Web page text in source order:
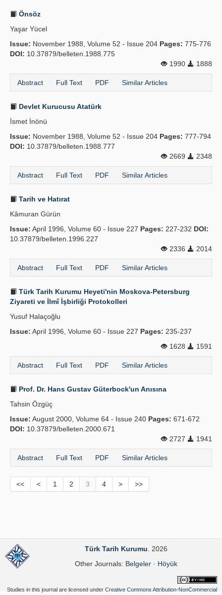
Önsöz
Yaşar Yücel
Issue: November 1988, Volume 52 - Issue 204 Pages: 775-776
DOI: 10.37879/belleten.1988.775
1990
1888
Abstract Full Text PDF Similar Articles
Devlet Kurucusu Atatürk
İsmet İnönü
Issue: November 1988, Volume 52 - Issue 204 Pages: 777-794
DOI: 10.37879/belleten.1988.777
2669
2348
Abstract Full Text PDF Similar Articles
Tarih ve Hatırat
Kâmuran Gürün
Issue: April 1996, Volume 60 - Issue 227 Pages: 227-232 DOI:
10.37879/belleten.1996.227
2336
2014
Abstract Full Text PDF Similar Articles
Türk Tarih Kurumu Heyeti'nin Moskova-Petersburg
Ziyareti ve İlmî İşbirliği Protokolleri
Yusuf Halaçoğlu
Issue: April 1996, Volume 60 - Issue 227 Pages: 235-237
1628
1591
Abstract Full Text PDF Similar Articles
Prof. Dr. Hans Gustav Güterbock'un Anısına
Tahsin Özgüç
Issue: August 2000, Volume 64 - Issue 240 Pages: 671-672
DOI: 10.37879/belleten.2000.671
2727
1941
Abstract Full Text PDF Similar Articles
<< < 1 2 3 4 > >>
Türk Tarih Kurumu . 2026
Other Journals: Belgeler· Höyük
Studies in this journal are licensed under Creative Commons Attribution-NonCommercial